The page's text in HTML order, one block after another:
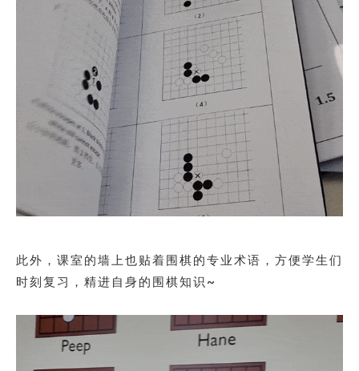
此外，课室的墙上也贴着围棋的专业术语，方便学生们
时刻复习，精进自身的围棋知识~